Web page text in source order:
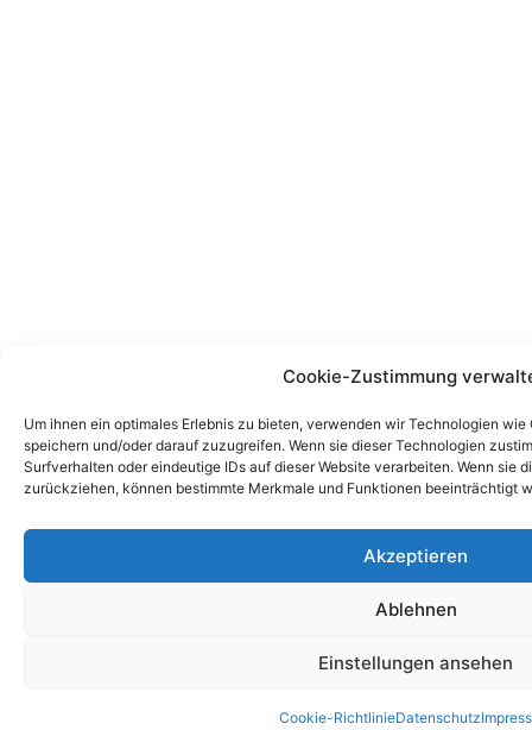
Cookie-Zustimmung
Um ihnen ein optimales Erlebnis zu bieten, verwenden wir Technologien
speichern und/oder darauf zuzugreifen. Wenn sie dieser Technologien
Surfverhalten oder eindeutige IDs auf dieser Website verarbeiten. Wenn sie
zurückziehen, können bestimmte Merkmale und Funktionen beeinträchtigt
Akzeptieren
Ablehnen
Einstellungen ansehen
Cookie-RichtlinieDatenschutz